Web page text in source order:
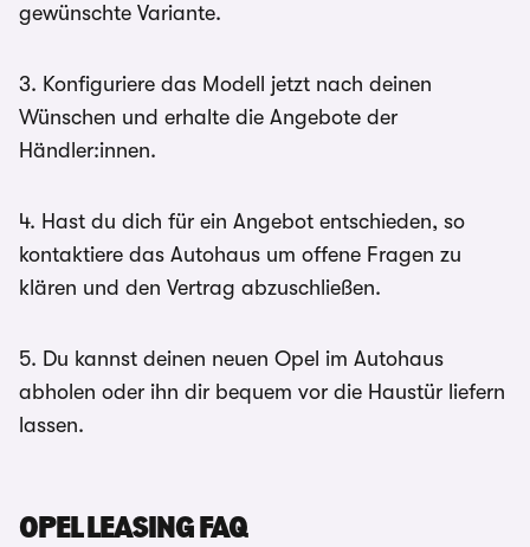
gewünschte Variante.
3. Konfiguriere das Modell jetzt nach deinen
Wünschen und erhalte die Angebote der
Händler:innen.
4. Hast du dich für ein Angebot entschieden, so
kontaktiere das Autohaus um offene Fragen zu
klären und den Vertrag abzuschließen.
5. Du kannst deinen neuen Opel im Autohaus
abholen oder ihn dir bequem vor die Haustür liefern
lassen.
OPEL LEASING FAQ